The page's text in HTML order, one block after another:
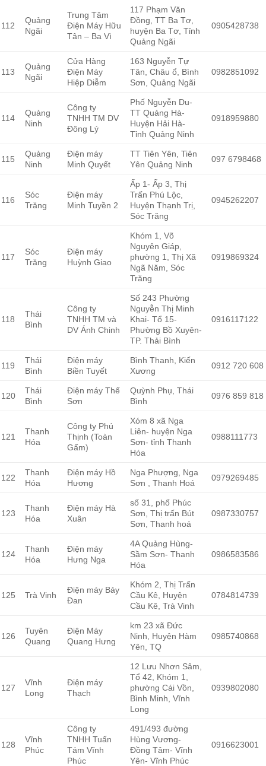
112
Quảng
Ngãi
Trung Tâm
Điện Máy Hữu
Tân – Ba Vì
117 Phạm Văn
Đồng, TT Ba Tơ,
huyện Ba Tơ, Tỉnh
Quảng Ngãi
0905428738
113
Quảng
Ngãi
Cửa Hàng
Điện Máy
Hiệp Diễm
163 Nguyễn Tự
Tân, Châu ổ, Bình
Sơn, Quảng Ngãi
0982851092
114
Quảng
Ninh
Công ty
TNHH TM DV
Đông Lý
Phố Nguyễn Du-
TT Quảng Hà-
Huyện Hải Hà-
Tỉnh Quảng Ninh
0918959880
115
Quảng
Ninh
Điện máy
Minh Quyết
TT Tiên Yên, Tiên
Yên Quảng Ninh
097 6798468
116
Sóc
Trăng
Điện máy
Minh Tuyền 2
Ấp 1- Ấp 3, Thị
Trấn Phú Lộc,
Huyện Thạnh Trị,
Sóc Trăng
0945262207
117
Sóc
Trăng
Điện máy
Huỳnh Giao
Khóm 1, Võ
Nguyên Giáp,
phường 1, Thị Xã
Ngã Năm, Sóc
Trăng
0919869324
118
Thái
Bình
Công ty
TNHH TM và
DV Ánh Chinh
Số 243 Phường
Nguyễn Thị Minh
Khai- Tổ 15-
Phường Bồ Xuyên-
TP. Thải Bình
0916117122
119
Thái
Bình
Điện máy
Biền Tuyết
Bình Thanh, Kiến
Xương
0912 720 608
120
Thái
Bình
Điện máy Thế
Sơn
Quỳnh Phụ, Thái
Bình
0976 859 818
121
Thanh
Hóa
Công ty Phú
Thịnh (Toàn
Gấm)
Xóm 8 xã Nga
Liên- huyện Nga
Sơn- tỉnh Thanh
Hóa
0988111773
122
Thanh
Hóa
Điện máy Hồ
Hương
Nga Phượng, Nga
Sơn , Thanh Hoá
0979269485
123
Thanh
Hóa
Điện máy Hà
Xuân
số 31, phố Phúc
Sơn, Thị trấn Bút
Sơn, Thanh hoá
0987330757
124
Thanh
Hóa
Điện máy
Hưng Nga
4A Quảng Hùng-
Sầm Sơn- Thanh
Hóa
0986583586
125 Trà Vinh
Điện máy Bảy
Đan
Khóm 2, Thị Trấn
Cầu Kê, Huyện
Cầu Kê, Trà Vinh
0784814739
126
Tuyên
Quang
Điện Máy
Quang Hưng
km 23 xã Đức
Ninh, Huyện Hàm
Yên, TQ
0985740868
127
Vĩnh
Long
Điện máy
Thạch
12 Lưu Nhơn Sâm,
Tổ 42, Khóm 1,
phường Cái Vồn,
Bình Minh, Vĩnh
Long
0939802080
128
Vĩnh
Phúc
Công ty
TNHH Tuấn
Tám Vĩnh
Phúc
491/493 đường
Hùng Vương-
Đồng Tâm- Vĩnh
Yên- Vĩnh Phúc
0916623001